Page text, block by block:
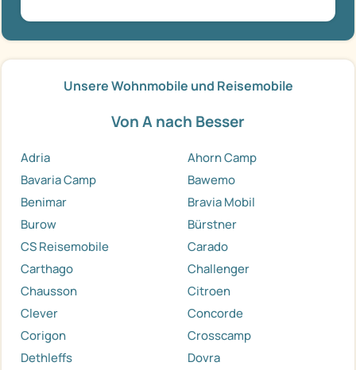
Unsere Wohnmobile und Reisemobile
Von A nach Besser
Adria
Ahorn Camp
Bavaria Camp
Bawemo
Benimar
Bravia Mobil
Burow
Bürstner
CS Reisemobile
Carado
Carthago
Challenger
Chausson
Citroen
Clever
Concorde
Corigon
Crosscamp
Dethleffs
Dovra